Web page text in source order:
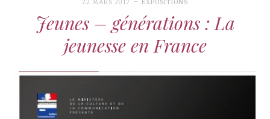
22 MARS 2017 EXPOSITIONS
Jeunes – générations : La
jeunesse en France